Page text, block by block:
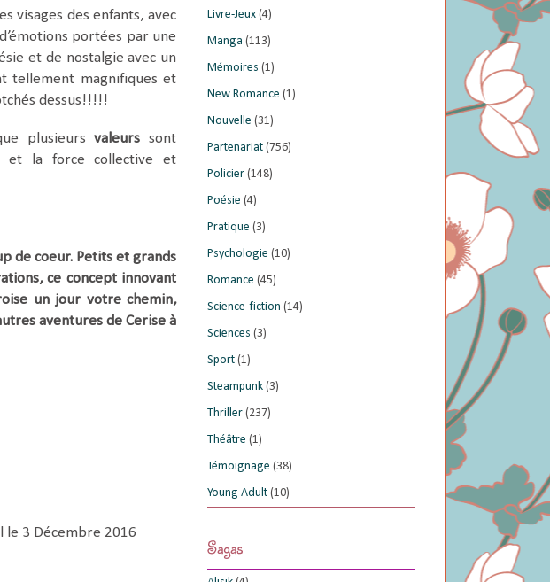
visages des enfants, avec
portées par une
et de nostalgie avec un
tellement magnifiques et
dessus!!!!!
plusieursvaleurs sont
et la force collective et
de coeur. Petits et grands
ce concept innovant
un jour votre chemin,
aventures de Cerise à
le 3 Décembre 2016
Livre-Jeux (4)
Manga (113)
Mémoires (1)
New Romance (1)
Nouvelle (31)
Partenariat (756)
Policier (148)
Poésie (4)
Pratique (3)
Psychologie (10)
Romance (45)
Science-fiction (14)
Sciences (3)
Sport (1)
Steampunk (3)
Thriller (237)
Théâtre (1)
Témoignage (38)
Young Adult (10)
Sagas